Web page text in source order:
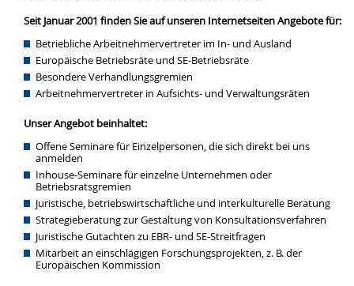
Seit Januar 2001 finden Sie auf unseren Internetseiten Angebote für:
Betriebliche Arbeitnehmervertreter im In- und Ausland
Europäische Betriebsräte und SE-Betriebsräte
Besondere Verhandlungsgremien
Arbeitnehmervertreter in Aufsichts- und Verwaltungsräten
Unser Angebot beinhaltet:
Offene Seminare für Einzelpersonen, die sich direkt bei uns
anmelden
Inhouse-Seminare für einzelne Unternehmen oder
Betriebsratsgremien
Juristische, betriebswirtschaftliche und interkulturelle Beratung
Strategieberatung zur Gestaltung von Konsultationsverfahren
Juristische Gutachten zu EBR- und SE-Streitfragen
Mitarbeit an einschlägigen Forschungsprojekten, z. B. der
Europäischen Kommission